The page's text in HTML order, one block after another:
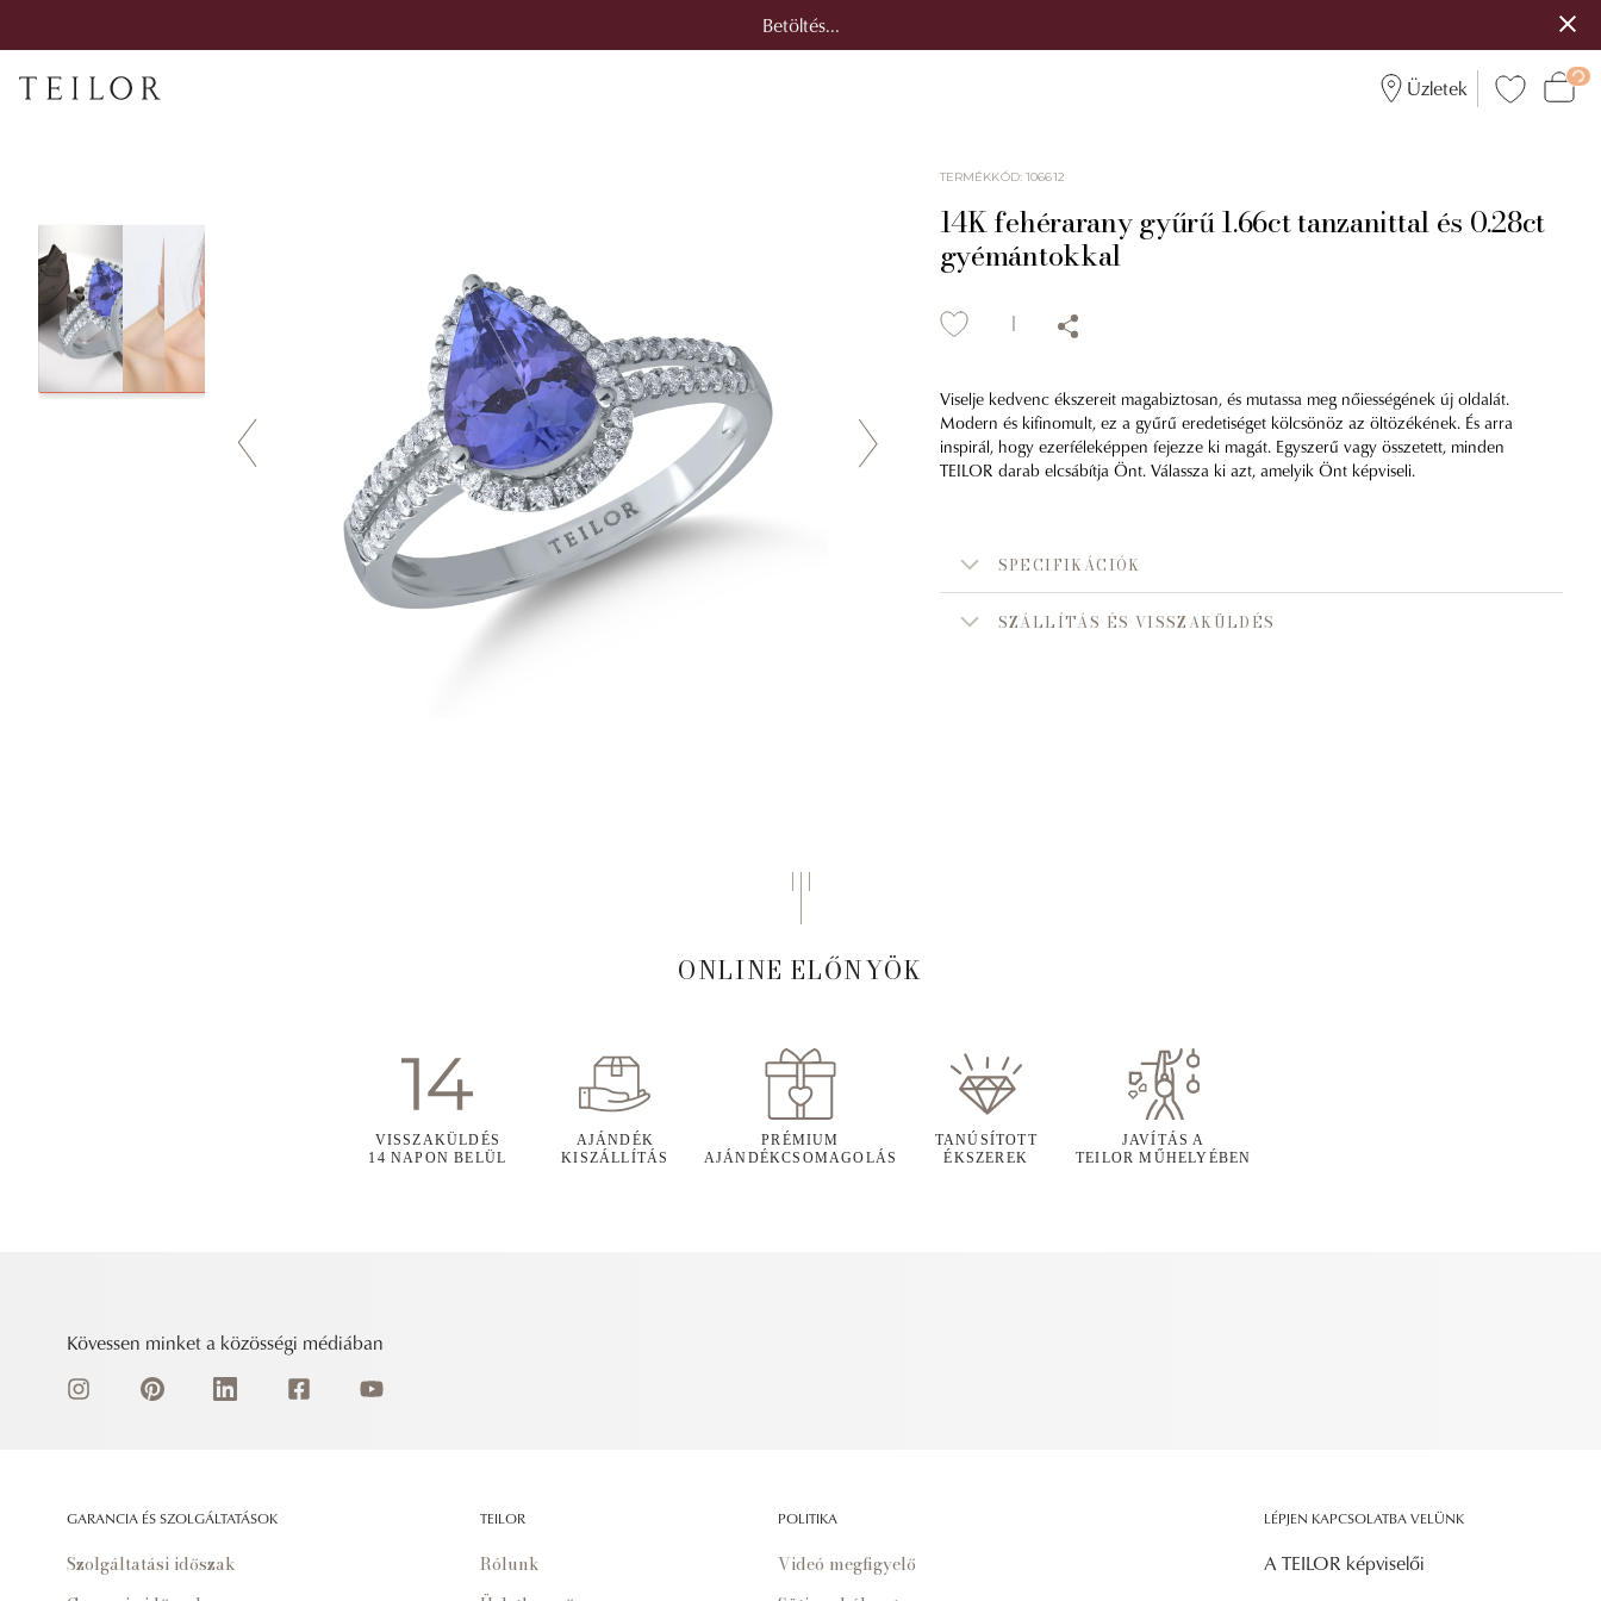
Betöltés...
Üzletek
TERMÉKKÓD:106612
14K fehérarany gyűrű 1.66ct tanzanittal és 0.28ct
gyémántokkal
Viselje kedvenc ékszereit magabiztosan, és mutassa meg nőiességének új oldalát.
Modern és kifinomult, ez a gyűrű eredetiséget kölcsönöz az öltözékének. És arra
inspirál, hogy ezerféleképpen fejezze ki magát. Egyszerű vagy összetett, minden
TEILOR darab elcsábítja Önt. Válassza ki azt, amelyik Önt képviseli.
SPECIFIKÁCIÓK
SZÁLLÍTÁS ÉS VISSZAKÜLDÉS
ONLINE ELŐNYÖK
VISSZAKÜLDÉS
14 NAPON BELÜL
AJÁNDÉK
KISZÁLLÍTÁS
PRÉMIUM
AJÁNDÉKCSOMAGOLÁS
TANÚSÍTOTT
ÉKSZEREK
JAVÍTÁS A
TEILOR MŰHELYÉBEN
Kövessen minket a közösségi médiában
GARANCIA ÉS SZOLGÁLTATÁSOK
Szolgáltatási időszak
TEILOR
Rólunk
POLITIKA
Videó megfigyelő
LÉPJEN KAPCSOLATBA VELÜNK
A TEILOR képviselői